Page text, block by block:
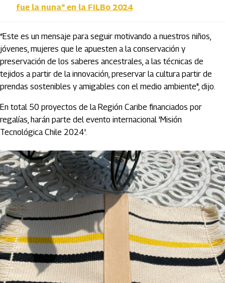
fue la nuna" en la FILBo 2024
“Este es un mensaje para seguir motivando a nuestros niños,
jóvenes, mujeres que le apuesten a la conservación y
preservación de los saberes ancestrales, a las técnicas de
tejidos a partir de la innovación, preservar la cultura partir de
prendas sostenibles y amigables con el medio ambiente", dijo.
En total 50 proyectos de la Región Caribe financiados por
regalías, harán parte del evento internacional 'Misión
Tecnológica Chile 2024'.